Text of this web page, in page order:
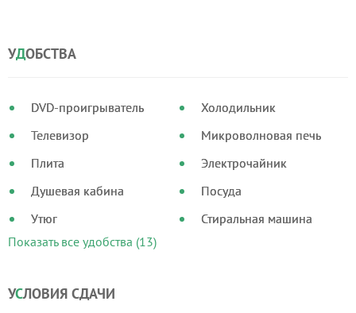
УДОБСТВА
DVD-проигрыватель
Телевизор
Плита
Душевая кабина
Утюг
Холодильник
Микроволновая печь
Электрочайник
Посуда
Стиральная машина
Показать все удобства (13)
УСЛОВИЯ СДАЧИ